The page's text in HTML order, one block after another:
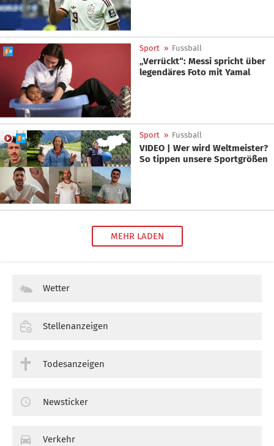
Sport » Fussball
„Verrückt“: Messi spricht über
legendäres Foto mit Yamal
Sport » Fussball
VIDEO | Wer wird Weltmeister?
So tippen unsere Sportgrößen
MEHR LADEN
Wetter
Stellenanzeigen
Todesanzeigen
Newsticker
Verkehr